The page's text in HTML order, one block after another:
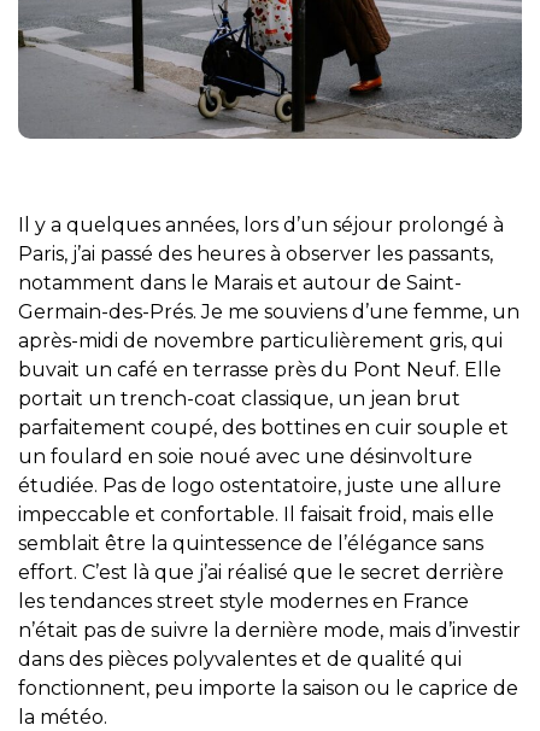
Il y a quelques années, lors d’un séjour prolongé à
Paris, j’ai passé des heures à observer les passants,
notamment dans le Marais et autour de Saint-
Germain-des-Prés. Je me souviens d’une femme, un
après-midi de novembre particulièrement gris, qui
buvait un café en terrasse près du Pont Neuf. Elle
portait un trench-coat classique, un jean brut
parfaitement coupé, des bottines en cuir souple et
un foulard en soie noué avec une désinvolture
étudiée. Pas de logo ostentatoire, juste une allure
impeccable et confortable. Il faisait froid, mais elle
semblait être la quintessence de l’élégance sans
effort. C’est là que j’ai réalisé que le secret derrière
les tendances street style modernes en France
n’était pas de suivre la dernière mode, mais d’investir
dans des pièces polyvalentes et de qualité qui
fonctionnent, peu importe la saison ou le caprice de
la météo.